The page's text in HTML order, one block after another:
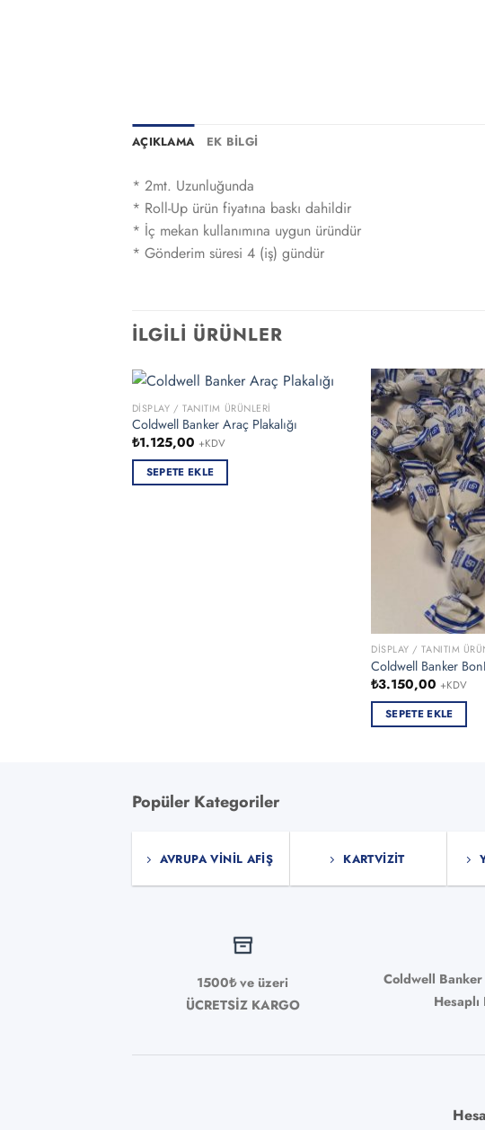
AÇIKLAMA EK BILGI
* 2mt. Uzunluğunda
* Roll-Up ürün fiyatına baskı dahildir
* İç mekan kullanımına uygun üründür
* Gönderim süresi 4 (iş) gündür
İLGILI ÜRÜNLER
DISPLAY / TANITIM ÜRÜNLERI
Coldwell Banker Araç Plakalığı
₺1.125,00 +KDV
SEPETE EKLE
DISPLAY / TANITIM
Coldwell Banker
₺3.150,00 +KDV
SEPETE EKLE
Popüler Kategoriler
AVRUPA VINIL AFIŞ KARTVIZIT
1500₺ ve üzeri
ÜCRETSİZ KARGO
Coldwell